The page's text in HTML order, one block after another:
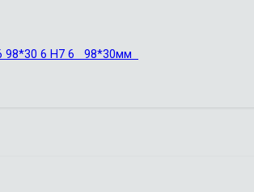
98*30 6 Н7 6 98*30мм